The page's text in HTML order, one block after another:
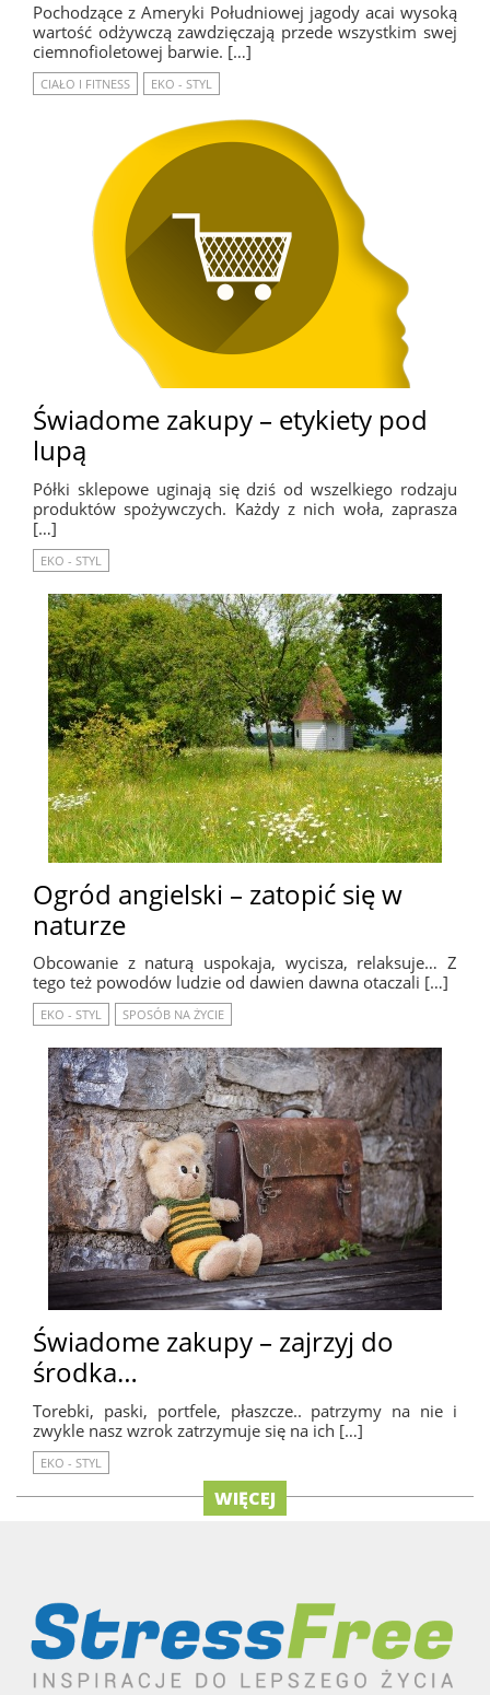
Pochodzące z Ameryki Południowej jagody acai wysoką
wartość odżywczą zawdzięczają przede wszystkim swej
ciemnofioletowej barwie. […]
CIAŁO I FITNESS EKO - STYL
Świadome zakupy – etykiety pod
lupą
Półki sklepowe uginają się dziś od wszelkiego rodzaju
produktów spożywczych. Każdy z nich woła, zaprasza
[…]
EKO - STYL
Ogród angielski – zatopić się w
naturze
Obcowanie z naturą uspokaja, wycisza, relaksuje… Z
tego też powodów ludzie od dawien dawna otaczali […]
EKO - STYL SPOSÓB NA ŻYCIE
Świadome zakupy – zajrzyj do
środka…
Torebki, paski, portfele, płaszcze.. patrzymy na nie i
zwykle nasz wzrok zatrzymuje się na ich […]
EKO - STYL
WIĘCEJ